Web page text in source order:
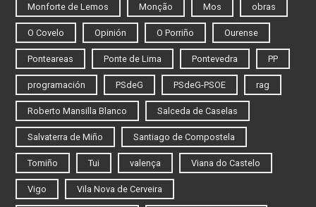
Monforte de Lemos Monção Mos obras
O Covelo Opinión O Porriño Ourense
Ponteareas Ponte de Lima Pontevedra PP
programación PSdeG PSdeG-PSOE rag
Roberto Mansilla Blanco Salceda de Caselas
Salvaterra de Miño Santiago de Compostela
Tomiño Tui valença Viana do Castelo
Vigo Vila Nova de Cerveira